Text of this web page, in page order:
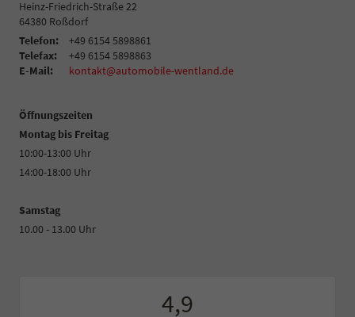
Heinz-Friedrich-Straße 22
64380 Roßdorf
Telefon:
+49 6154 5898861
Telefax:
+49 6154 5898863
E-Mail:
kontakt@automobile-wentland.de
Öffnungszeiten
Montag bis Freitag
10:00-13:00 Uhr
14:00-18:00 Uhr
Samstag
10.00 - 13.00 Uhr
4,9